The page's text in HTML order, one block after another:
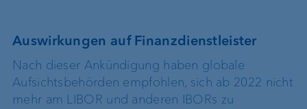
Auswirkungen auf Finanzdienstleister
Nach dieser Ankündigung haben globale
Aufsichtsbehörden empfohlen, sich ab 2022 nicht
mehr am LIBOR und anderen IBORs zu